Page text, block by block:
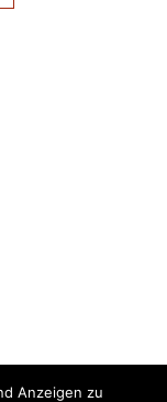
Anzeigen zu